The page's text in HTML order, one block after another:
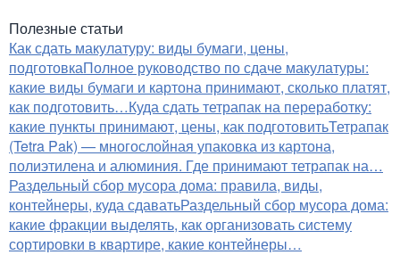
Полезные статьи
Как сдать макулатуру: виды бумаги, цены,
подготовкаПолное руководство по сдаче макулатуры:
какие виды бумаги и картона принимают, сколько платят,
как подготовить…Куда сдать тетрапак на переработку:
какие пункты принимают, цены, как подготовитьТетрапак
(Tetra Pak) — многослойная упаковка из картона,
полиэтилена и алюминия. Где принимают тетрапак на…
Раздельный сбор мусора дома: правила, виды,
контейнеры, куда сдаватьРаздельный сбор мусора дома:
какие фракции выделять, как организовать систему
сортировки в квартире, какие контейнеры…